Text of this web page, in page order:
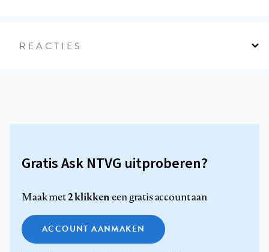
REACTIES
Gratis Ask NTVG uitproberen?
Maak met2 klikkeneen gratis account aan
ACCOUNT AANMAKEN